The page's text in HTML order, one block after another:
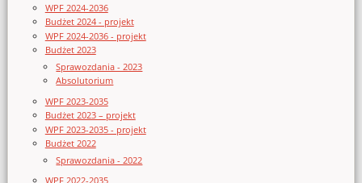
WPF 2024-2036
Budżet 2024 - projekt
WPF 2024-2036 - projekt
Budżet 2023
Sprawozdania - 2023
Absolutorium
WPF 2023-2035
Budżet 2023 – projekt
WPF 2023-2035 - projekt
Budżet 2022
Sprawozdania - 2022
WPF 2022-2035